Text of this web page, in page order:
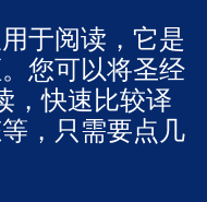
于阅读，它是
您可以将圣经
，快速比较译
，只需要点几